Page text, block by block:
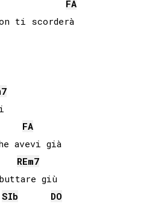
FA
ti scorderà
FA
Domande e dubbi che avevi già
REm7
giù
SIb
DO